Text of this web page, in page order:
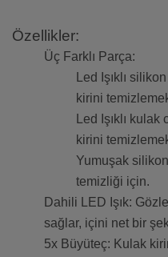
Özellikler:
Üç Farklı Parça:
Led Işıklı
kirini
Led Işıklı
kirini
Yumuşak
temizliği için.
Dahili LED Işık:
sağlar, içini net bir
5x Büyüteç: Kulak